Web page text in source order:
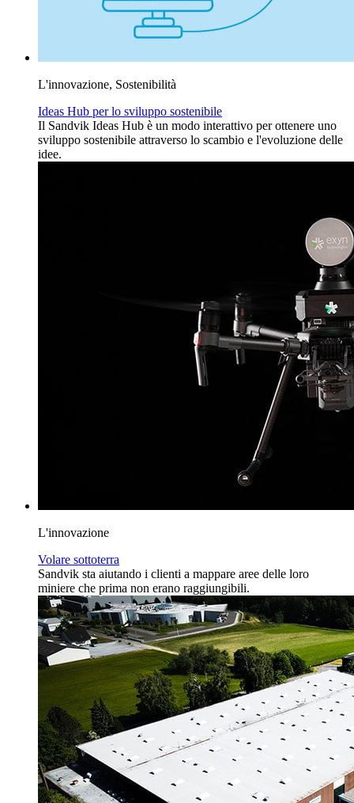
L'innovazione, Sostenibilità
Ideas Hub per lo sviluppo sostenibile
Il Sandvik Ideas Hub è un modo interattivo per ottenere uno
sviluppo sostenibile attraverso lo scambio e l'evoluzione delle
idee.
L'innovazione
Volare sottoterra
Sandvik sta aiutando i clienti a mappare aree delle loro
miniere che prima non erano raggiungibili.